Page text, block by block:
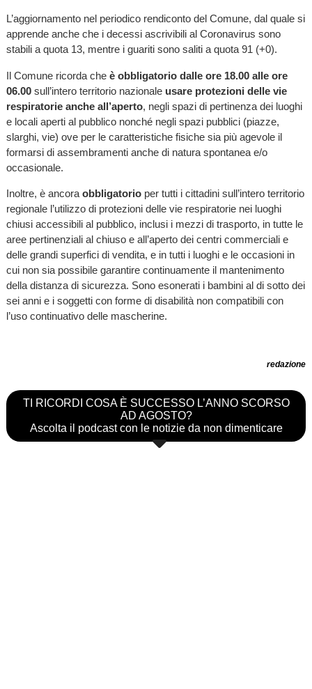
L’aggiornamento nel periodico rendiconto del Comune, dal quale si
apprende anche che i decessi ascrivibili al Coronavirus sono
stabili a quota 13, mentre i guariti sono saliti a quota 91 (+0).
Il Comune ricorda che è obbligatorio dalle ore 18.00 alle ore
06.00sull’intero territorio nazionale usare protezioni delle vie
respiratorie anche all’aperto, negli spazi di pertinenza dei luoghi
e locali aperti al pubblico nonché negli spazi pubblici (piazze,
slarghi, vie) ove per le caratteristiche fisiche sia più agevole il
formarsi di assembramenti anche di natura spontanea e/o
occasionale.
Inoltre, è ancora obbligatorioper tutti i cittadini sull’intero territorio
regionale l’utilizzo di protezioni delle vie respiratorie nei luoghi
chiusi accessibili al pubblico, inclusi i mezzi di trasporto, in tutte le
aree pertinenziali al chiuso e all’aperto dei centri commerciali e
delle grandi superfici di vendita, e in tutti i luoghi e le occasioni in
cui non sia possibile garantire continuamente il mantenimento
della distanza di sicurezza. Sono esonerati i bambini al di sotto dei
sei anni e i soggetti con forme di disabilità non compatibili con
l’uso continuativo delle mascherine.
redazione
TI RICORDI COSA È SUCCESSO L’ANNO SCORSO
AD AGOSTO?
Ascolta il podcast con le notizie da non dimenticare